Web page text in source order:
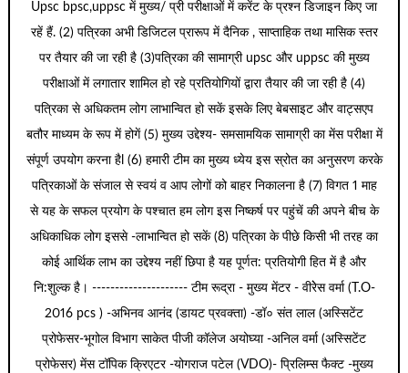
Upsc bpsc,uppsc में मुख्य/ प्री परीक्षाओं में करेंट के प्रश्न डिजाइन किए जा
रहें हैं. (2) पत्रिका अभी डिजिटल प्रारूप में दैनिक , साप्ताहिक तथा मासिक स्तर
पर तैयार की जा रही है (3)पत्रिका की सामाग्री upsc और uppsc की मुख्य
परीक्षाओं में लगातार शामिल हो रहे प्रतियोगियों द्वारा तैयार की जा रही है (4)
पत्रिका से अधिकतम लोग लाभान्वित हो सकें इसके लिए बेबसाइट और वाट्सएप
बतौर माध्यम के रूप में होगें (5) मुख्य उद्देश्य- समसामयिक सामाग्री का मेंस परीक्षा में
संपूर्ण उपयोग करना हैl (6) हमारी टीम का मुख्य ध्येय इस स्रोत का अनुसरण करके
पत्रिकाओं के संजाल से स्वयं व आप लोगों को बाहर निकालना है (7) विगत 1 माह
से यह के सफल प्रयोग के पश्चात हम लोग इस निष्कर्ष पर पहुंचें की अपने बीच के
अधिकाधिक लोग इससे -लाभान्वित हो सकें (8) पत्रिका के पीछे किसी भी तरह का
कोई आर्थिक लाभ का उद्देश्य नहीं छिपा है यह पूर्णत: प्रतियोगी हित में है और
नि:शुल्क है। --------------------- टीम रूद्रा - मुख्य मेंटर - वीरेेस वर्मा (T.O-
2016 pcs ) -अभिनव आनंद (डायट प्रवक्ता) -डॉ० संत लाल (अस्सिटेंट
प्रोफेसर-भूगोल विभाग साकेत पीजी कॉलेज अयोघ्या -अनिल वर्मा (अस्सिटेंट
प्रोफेसर) मेंस टॉपिक क्रिएटर -योगराज पटेल (VDO)- प्रिलिम्स फैक्ट -मुख्य